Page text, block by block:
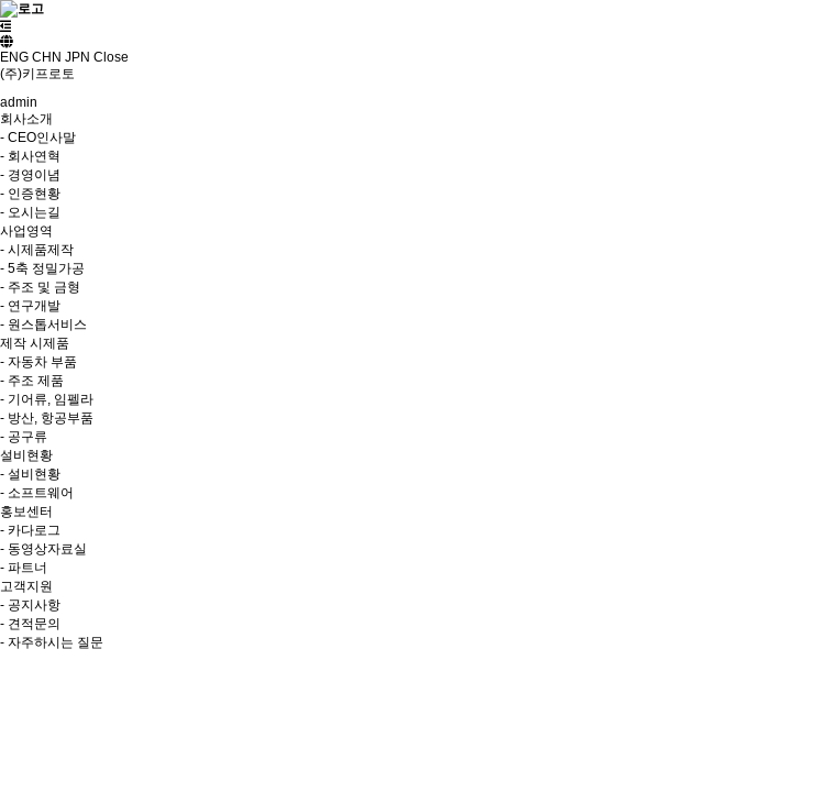
ENG CHN JPN Close
(주)키프로토
admin
회사소개
- CEO인사말
- 회사연혁
- 경영이념
- 인증현황
- 오시는길
사업영역
- 시제품제작
- 5축 정밀가공
- 주조 및 금형
- 연구개발
- 원스톱서비스
제작 시제품
- 자동차 부품
- 주조 제품
- 기어류, 임펠라
- 방산, 항공부품
- 공구류
설비현황
- 설비현황
- 소프트웨어
홍보센터
- 카다로그
- 동영상자료실
- 파트너
고객지원
- 공지사항
- 견적문의
- 자주하시는 질문